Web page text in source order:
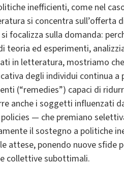
inefficienti, come nel
si concentra sull’offerta
focalizza sulla domanda:
ed esperimenti,
in letteratura, mostriamo
degli individui continua a
(“remedies”) capaci di
anche i soggetti influenzati
— che premiano
il sostegno a politiche
attese, ponendo nuove sfide
collettive subottimali.